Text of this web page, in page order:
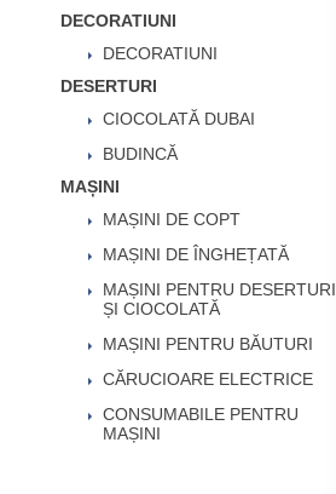
DECORATIUNI
DECORATIUNI
DESERTURI
CIOCOLATĂ DUBAI
BUDINCĂ
MAȘINI
MAȘINI DE COPT
MAȘINI DE ÎNGHEȚATĂ
MAȘINI PENTRU DESERTURI
ȘI CIOCOLATĂ
MAȘINI PENTRU BĂUTURI
CĂRUCIOARE ELECTRICE
CONSUMABILE PENTRU
MAȘINI